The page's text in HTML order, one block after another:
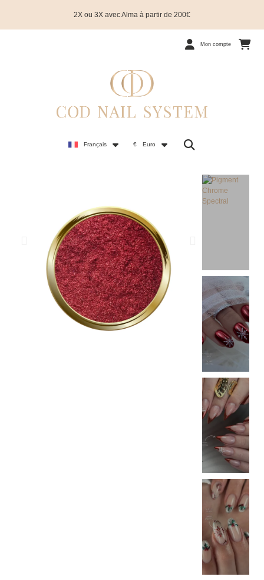
2X ou 3X avec Alma à partir de 200€
Mon compte
Français € Euro